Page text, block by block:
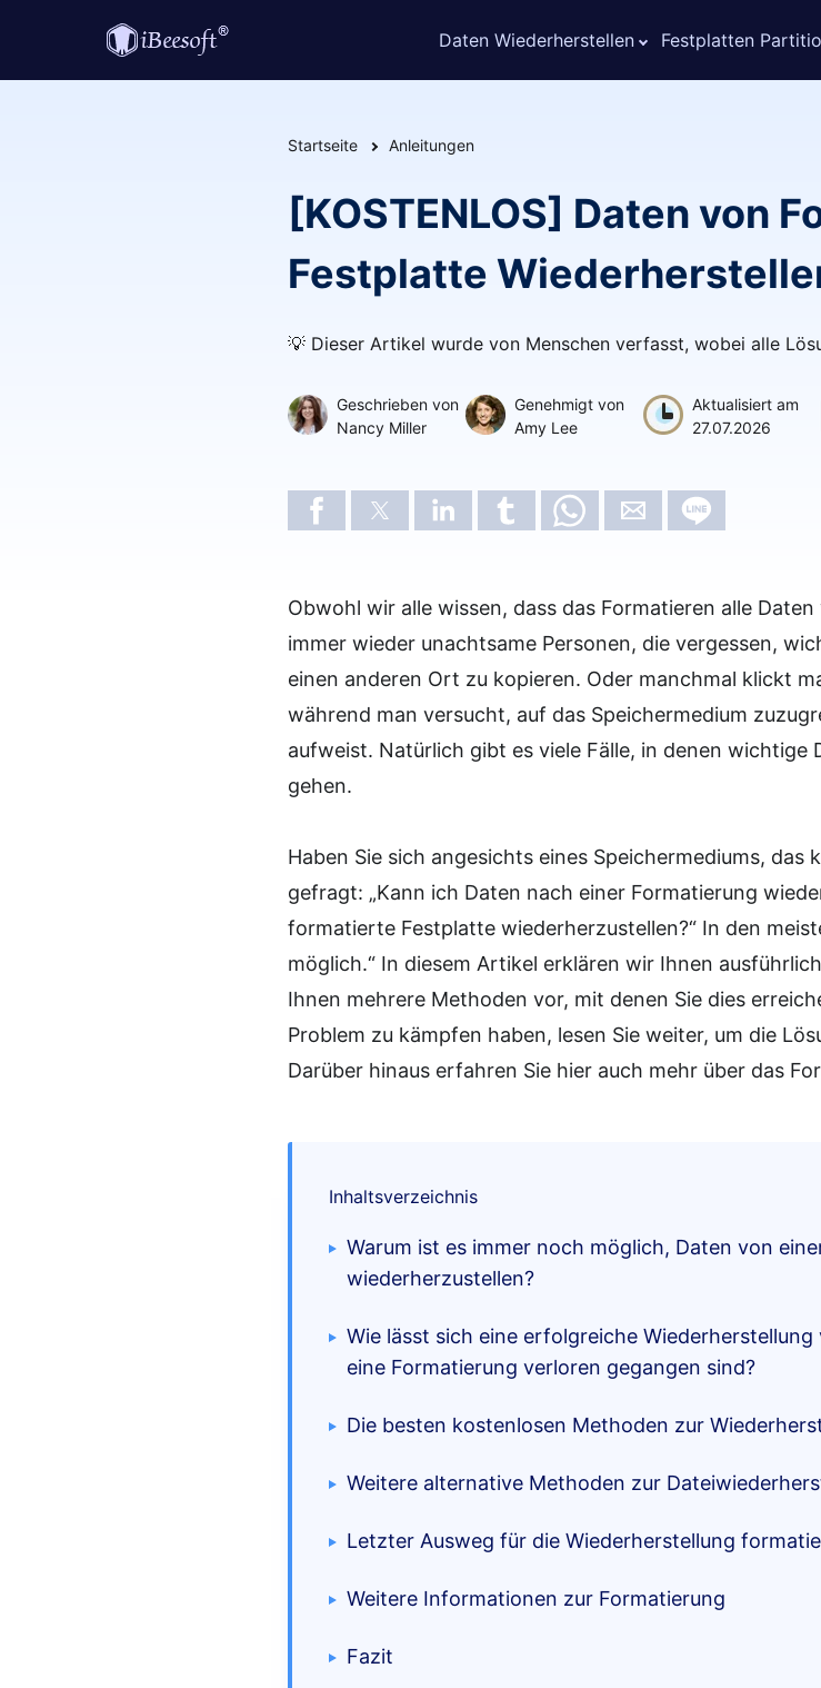
Daten Wiederherstellen Festplatten
Startseite Anleitungen
[KOSTENLOS] Daten von
Festplatte
💡 Dieser Artikel wurde von Menschen verfasst, wobei alle
Geschrieben von
Nancy Miller
Genehmigt von
Amy Lee
Aktualisiert am
27.07.2026
Obwohl wir alle wissen, dass das Formatieren alle
immer wieder unachtsame Personen, die vergessen,
einen anderen Ort zu kopieren. Oder manchmal klickt
während man versucht, auf das Speichermedium
aufweist. Natürlich gibt es viele Fälle, in denen wichtige
gehen.
Haben Sie sich angesichts eines Speichermediums,
gefragt: „Kann ich Daten nach einer Formatierung
formatierte Festplatte wiederherzustellen?“ In den
möglich.“ In diesem Artikel erklären wir Ihnen
Ihnen mehrere Methoden vor, mit denen Sie dies
Problem zu kämpfen haben, lesen Sie weiter, um die
Darüber hinaus erfahren Sie hier auch mehr über das
Inhaltsverzeichnis
Warum ist es immer noch möglich, Daten von
wiederherzustellen?
Wie lässt sich eine erfolgreiche
eine Formatierung verloren gegangen sind?
Die besten kostenlosen Methoden zur
Weitere alternative Methoden zur
Letzter Ausweg für die Wiederherstellung
Weitere Informationen zur Formatierung
Fazit